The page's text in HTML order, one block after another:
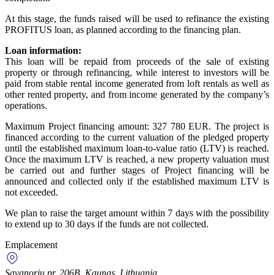
At this stage, the funds raised will be used to refinance the existing
PROFITUS loan, as planned according to the financing plan.
Loan information:
This loan will be repaid from proceeds of the sale of existing
property or through refinancing, while interest to investors will be
paid from stable rental income generated from loft rentals as well as
other rented property, and from income generated by the company’s
operations.
Maximum Project financing amount: 327 780 EUR. The project is
financed according to the current valuation of the pledged property
until the established maximum loan-to-value ratio (LTV) is reached.
Once the maximum LTV is reached, a new property valuation must
be carried out and further stages of Project financing will be
announced and collected only if the established maximum LTV is
not exceeded.
We plan to raise the target amount within 7 days with the possibility
to extend up to 30 days if the funds are not collected.
Emplacement